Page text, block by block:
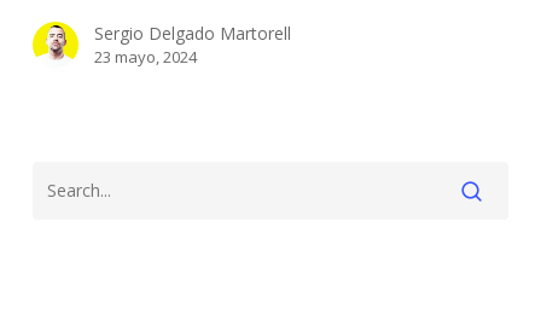
Sergio Delgado Martorell
23 mayo, 2024